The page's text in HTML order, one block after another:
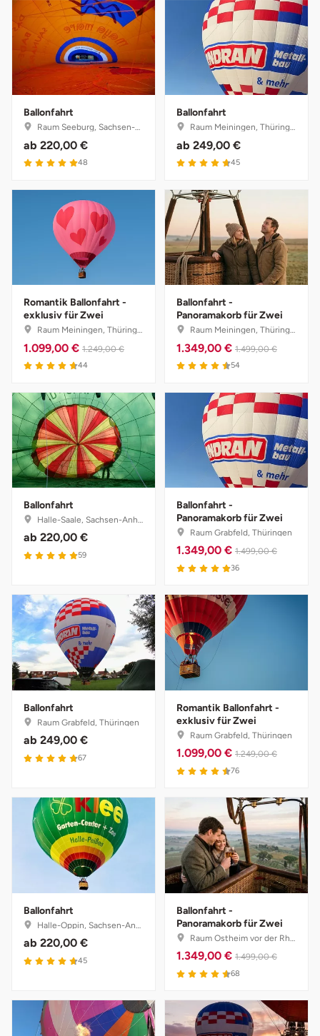
Ballonfahrt
Raum Seeburg, Sachsen-Anhalt
ab 220,00 €
48
Ballonfahrt
Raum Meiningen, Thüringen
ab 249,00 €
45
Romantik Ballonfahrt -
exklusiv für Zwei
Raum Meiningen, Thüringen
1.099,00 € 1.249,00 €
44
Ballonfahrt -
Panoramakorb für Zwei
Raum Meiningen, Thüringen
1.349,00 € 1.499,00 €
54
Ballonfahrt
Halle-Saale, Sachsen-Anhalt
ab 220,00 €
59
Ballonfahrt -
Panoramakorb für Zwei
Raum Grabfeld, Thüringen
1.349,00 € 1.499,00 €
36
Ballonfahrt
Raum Grabfeld, Thüringen
ab 249,00 €
67
Romantik Ballonfahrt -
exklusiv für Zwei
Raum Grabfeld, Thüringen
1.099,00 € 1.249,00 €
76
Ballonfahrt
Halle-Oppin, Sachsen-Anhalt
ab 220,00 €
45
Ballonfahrt -
Panoramakorb für Zwei
Raum Ostheim vor der Rhön, Bayern
1.349,00 € 1.499,00 €
68
Dresden
Duisburg
Erfurt
Essen
Flensburg
Frankfurt am Main
Freiberg
Freiburg
Fulda
Fürstenfeldbruck
Fürth
Geiselwind
Gelnhausen
Gera
Gotha
Göppingen
Hanau
Hannover
Heidelberg
Heidenheim
Heldburg